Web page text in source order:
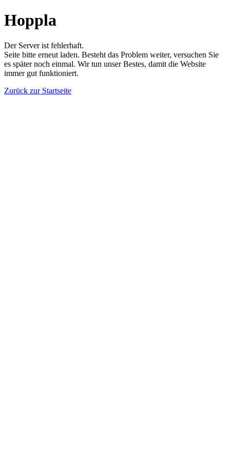
Hoppla
Der Server ist fehlerhaft.
Seite bitte erneut laden. Besteht das Problem weiter, versuchen Sie
es später noch einmal. Wir tun unser Bestes, damit die Website
immer gut funktioniert.
Zurück zur Startseite